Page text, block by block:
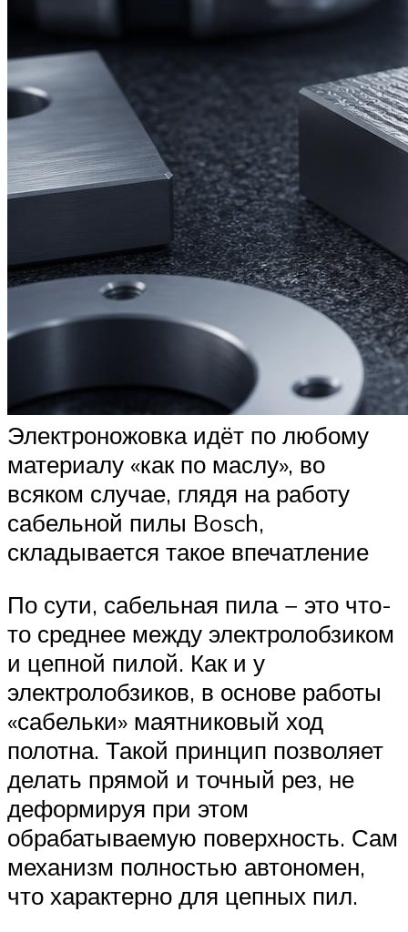
Электроножовка идёт по любому
материалу «как по маслу», во
всяком случае, глядя на работу
сабельной пилы Bosch,
складывается такое впечатление
По сути, сабельная пила − это что-
то среднее между электролобзиком
и цепной пилой. Как и у
электролобзиков, в основе работы
«сабельки» маятниковый ход
полотна. Такой принцип позволяет
делать прямой и точный рез, не
деформируя при этом
обрабатываемую поверхность. Сам
механизм полностью автономен,
что характерно для цепных пил.